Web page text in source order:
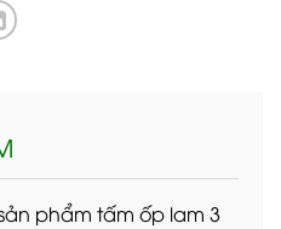
phẩm tấm ốp lam 3